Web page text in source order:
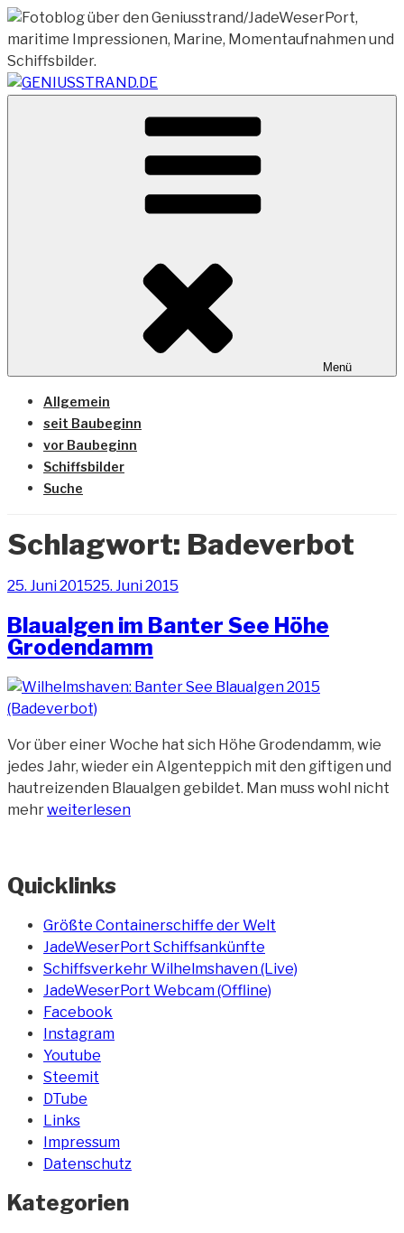
Zum
Inhalt
springen
GENIUSSTRAND.DE
Vom Geniusstrand zum JadeWeserPort/Container
Terminal Wilhelmshaven
Menü
Allgemein
seit Baubeginn
vor Baubeginn
Schiffsbilder
Suche
Schlagwort: Badeverbot
Veröffentlicht
25. Juni 201525. Juni 2015
Blaualgen im Banter See Höhe
Grodendamm
Vor über einer Woche hat sich Höhe Grodendamm, wie
jedes Jahr, wieder ein Algenteppich mit den giftigen und
hautreizenden Blaualgen gebildet. Man muss wohl nicht
mehr„Blaualgen
See
Höhe
Grodendamm“
weiterlesen
Quicklinks
Größte Containerschiffe der Welt
JadeWeserPort Schiffsankünfte
Schiffsverkehr Wilhelmshaven (Live)
JadeWeserPort Webcam (Offline)
Facebook
Instagram
Youtube
Steemit
DTube
Links
Impressum
Datenschutz
Kategorien